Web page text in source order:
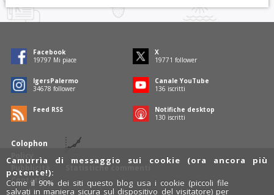
Colophon
Policy
Pubblicità
Contatti
Statistiche commenti
Facebook
19797 Mi piace
X
19771 follower
IgersPalermo
34678 follower
Canale YouTube
136 iscritti
Feed RSS
Notifiche desktop
130 iscritti
Camurrìa di messaggio sui cookie (ora ancora più
potente!):
Come il 90% dei siti questo blog usa i cookie (piccoli file
salvati in maniera sicura sul dispositivo del visitatore) per